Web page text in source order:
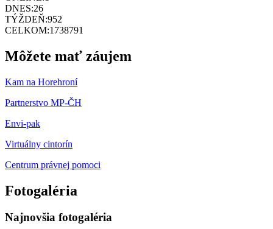
DNES:26
TÝŽDEŇ:952
CELKOM:1738791
Môžete mať záujem
Kam na Horehroní
Partnerstvo MP-ČH
Envi-pak
Virtuálny cintorín
Centrum právnej pomoci
Fotogaléria
Najnovšia fotogaléria